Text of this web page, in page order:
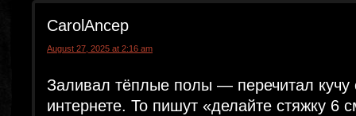
CarolAncep
August 27, 2025 at 2:16 am
Заливал тёплые полы — перечитал кучу
интернете. То пишут «делайте стяжку 6